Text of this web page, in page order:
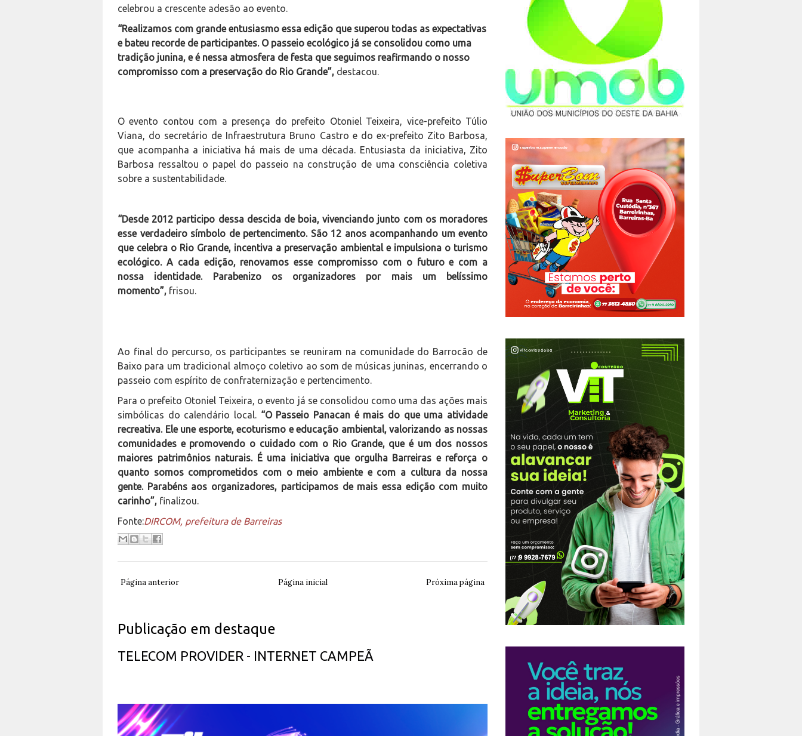
celebrou a crescente adesão ao evento.
“Realizamos com grande entusiasmo essa edição que superou todas as expectativas
e bateu recorde de participantes. O passeio ecológico já se consolidou como uma
tradição junina, e é nessa atmosfera de festa que seguimos reafirmando o nosso
compromisso com a preservação do Rio Grande”, destacou.
O evento contou com a presença do prefeito Otoniel Teixeira, vice-prefeito Túlio
Viana, do secretário de Infraestrutura Bruno Castro e do ex-prefeito Zito Barbosa,
que acompanha a iniciativa há mais de uma década. Entusiasta da iniciativa, Zito
Barbosa ressaltou o papel do passeio na construção de uma consciência coletiva
sobre a sustentabilidade.
“Desde 2012 participo dessa descida de boia, vivenciando junto com os moradores
esse verdadeiro símbolo de pertencimento. São 12 anos acompanhando um evento
que celebra o Rio Grande, incentiva a preservação ambiental e impulsiona o turismo
ecológico. A cada edição, renovamos esse compromisso com o futuro e com a
nossa identidade. Parabenizo os organizadores por mais um belíssimo
momento”, frisou.
Ao final do percurso, os participantes se reuniram na comunidade do Barrocão de
Baixo para um tradicional almoço coletivo ao som de músicas juninas, encerrando o
passeio com espírito de confraternização e pertencimento.
Para o prefeito Otoniel Teixeira, o evento já se consolidou como uma das ações mais
simbólicas do calendário local. “O Passeio Panacan é mais do que uma atividade
recreativa. Ele une esporte, ecoturismo e educação ambiental, valorizando as nossas
comunidades e promovendo o cuidado com o Rio Grande, que é um dos nossos
maiores patrimônios naturais. É uma iniciativa que orgulha Barreiras e reforça o
quanto somos comprometidos com o meio ambiente e com a cultura da nossa
gente. Parabéns aos organizadores, participamos de mais essa edição com muito
carinho”, finalizou.
Fonte:DIRCOM, prefeitura de Barreiras
Página anterior Próxima página
Página inicial
Publicação em destaque
TELECOM PROVIDER - INTERNET CAMPEÃ